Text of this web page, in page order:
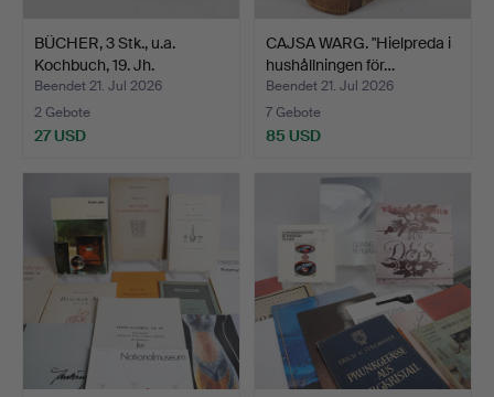
BÜCHER, 3 Stk., u.a.
Kochbuch, 19. Jh.
Beendet 21. Jul 2026
2 Gebote
27 USD
CAJSA WARG. "Hielpreda i
hushållningen för…
Beendet 21. Jul 2026
7 Gebote
85 USD